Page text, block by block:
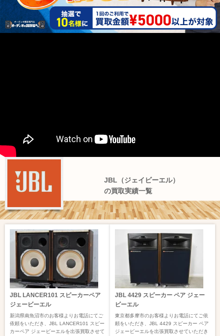
JBL（ジェイビーエル）
の買取実績一覧
JBL LANCER101 スピーカーペア
ジェービーエル
新潟県南魚沼市のお客様よりお電話にてご
依頼をいただき、JBL LANCER101 スピー
カーペア ジェービーエルを出張買取させて
JBL 4429 スピーカー ペア ジェー
ビーエル
東京都多摩市のお客様よりお電話にてご依
頼をいただき、JBL 4429 スピーカー ペア
ジェービーエルを出張買取させていただき